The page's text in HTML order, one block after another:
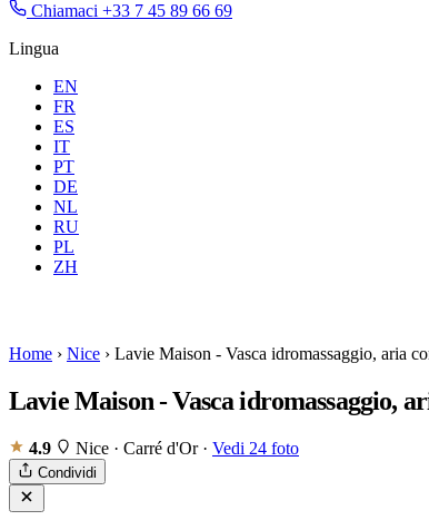
Chiamaci +33 7 45 89 66 69
Lingua
EN
FR
ES
IT
PT
DE
NL
RU
PL
ZH
Dove Tutte
Home › Nice › Lavie Maison - Vasca idromassaggio, aria
Lavie Maison - Vasca idromassaggio,
4.9 Nice · Carré d'Or · Vedi 24 foto
Condividi